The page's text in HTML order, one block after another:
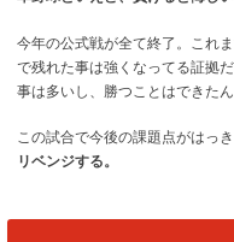
今年の公式戦が全て終了。これ
で残れた事は強くなってる証拠
事は多いし、勝つことはできた
この試合で今後の課題点がはっ
リベンジする。